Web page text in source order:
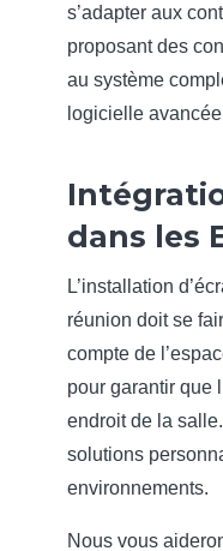
s’adapter aux
proposant des
au système
logicielle
dans les
L’installation
réunion doit se
compte de
pour garantir que
endroit de la
solutions
environnements.
Nous vous